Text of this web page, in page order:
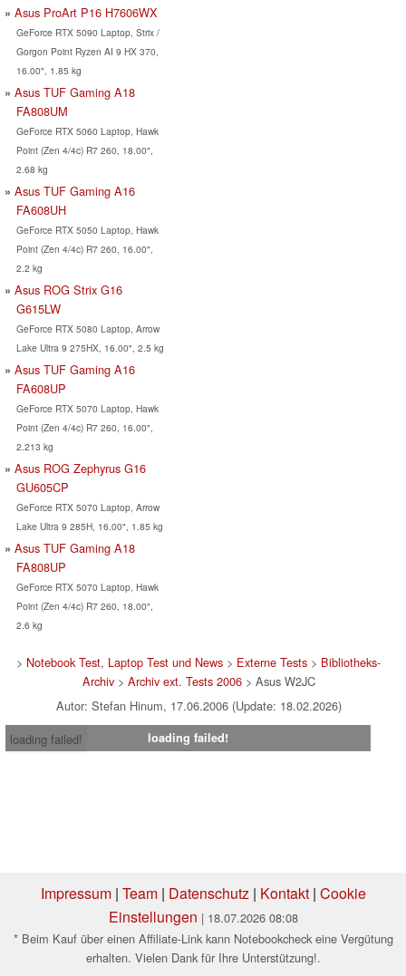
Asus ProArt P16 H7606WX
GeForce RTX 5090 Laptop, Strix /
Gorgon Point Ryzen AI 9 HX 370,
16.00", 1.85 kg
Asus TUF Gaming A18
FA808UM
GeForce RTX 5060 Laptop, Hawk
Point (Zen 4/4c) R7 260, 18.00",
2.68 kg
Asus TUF Gaming A16
FA608UH
GeForce RTX 5050 Laptop, Hawk
Point (Zen 4/4c) R7 260, 16.00",
2.2 kg
Asus ROG Strix G16
G615LW
GeForce RTX 5080 Laptop, Arrow
Lake Ultra 9 275HX, 16.00", 2.5 kg
Asus TUF Gaming A16
FA608UP
GeForce RTX 5070 Laptop, Hawk
Point (Zen 4/4c) R7 260, 16.00",
2.213 kg
Asus ROG Zephyrus G16
GU605CP
GeForce RTX 5070 Laptop, Arrow
Lake Ultra 9 285H, 16.00", 1.85 kg
Asus TUF Gaming A18
FA808UP
GeForce RTX 5070 Laptop, Hawk
Point (Zen 4/4c) R7 260, 18.00",
2.6 kg
> Notebook Test, Laptop Test und News > Externe Tests > Bibliotheks-
Archiv> Archiv ext. Tests 2006> Asus W2JC
Autor: Stefan Hinum, 17.06.2006 (Update: 18.02.2026)
loading failed!
loading failed!
Impressum| Team| Datenschutz| Kontakt| Cookie
Einstellungen | 18.07.2026 08:08
* Beim Kauf über einen Affiliate-Link kann Notebookcheck eine Vergütung
erhalten. Vielen Dank für Ihre Unterstützung!.